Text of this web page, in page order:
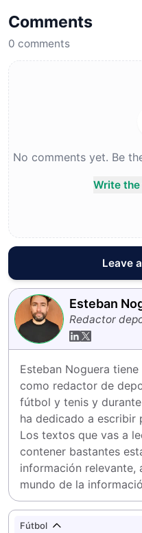
Comments
0 comments
No comments yet. Be
Write
Leave
Esteban
Redactor
Esteban Noguera
como redactor de
fútbol y tenis y
ha dedicado a
Los textos que vas a
contener bastantes
información relevante,
mundo de la
Fútbol